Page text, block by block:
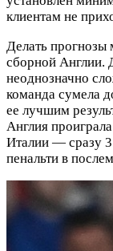
клиентам не
Делать прогнозы
сборной Англии.
неоднозначно
команда сумела
ее лучшим
Англия
Италии — сразу 3
пенальти в